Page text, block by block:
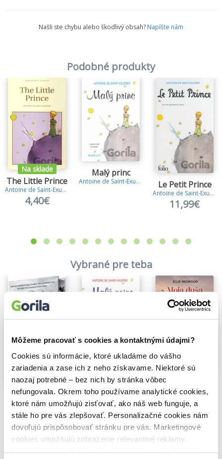
Môžeme pracovať s cookies a kontaktnými údajmi?
Cookies sú informácie, ktoré ukladáme do vášho
zariadenia a zase ich z neho získavame. Niektoré sú
naozaj potrebné – bez nich by stránka vôbec
nefungovala. Okrem toho používame analytické cookies,
ktoré nám umožňujú zisťovať, ako náš web funguje, a
stále ho pre vás zlepšovať. Personalizačné cookies nám
dovoľujú prispôsobovať stránku pre vás. Marketingové
cookies umožňujú zobrazenie relevantnej reklamy.
Niektoré údaje zdieľame aj s tretími stranami. Veľmi by
Našli ste chybu alebo škodlivý obsah? Napíšte nám
Podobné produkty
Na sklade
The Little Prince
Antoine de Saint-Exupéry
4,40€
Malý princ
Antoine de Saint-Exupéry Le Petit Prince
Antoine de Saint-Exupéry
11,99€
Vybrané pre teba
Threshing Day (Wing and Claw Collection)
Rebecca Yarros
24,61€
Na sklade
Malý princ
Antoine De Saint-Exupery
4,66€
Na sklade
12,80€